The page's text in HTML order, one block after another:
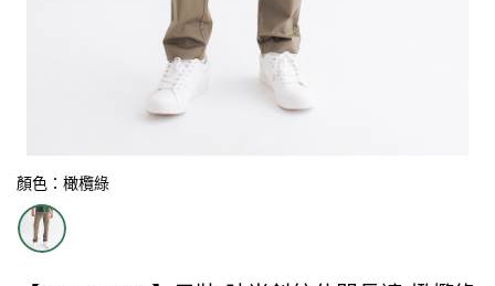
顏色：橄欖綠